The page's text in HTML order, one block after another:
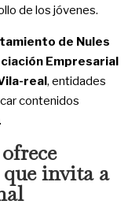
de los jóvenes.
de Nules
Empresarial
real, entidades
contenidos
invita a